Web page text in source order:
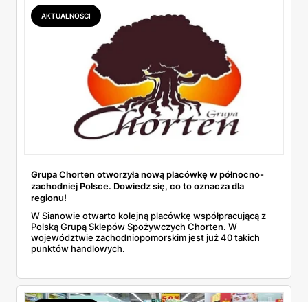
AKTUALNOŚCI
Grupa Chorten otworzyła nową placówkę w północno-
zachodniej Polsce. Dowiedz się, co to oznacza dla
regionu!
W Sianowie otwarto kolejną placówkę współpracującą z
Polską Grupą Sklepów Spożywczych Chorten. W
województwie zachodniopomorskim jest już 40 takich
punktów handlowych.